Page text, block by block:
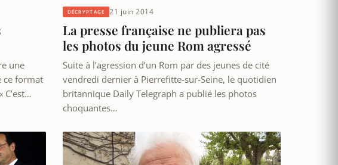
une
ce format
C’est…
DÉCRYPTAGE 21 juin 2014
La presse française ne publiera pas
les photos du jeune Rom agressé
Suite à l’agression d’un Rom par des jeunes de cité
vendredi dernier à Pierrefitte-sur-Seine, le quotidien
britannique Daily Telegraph a publié les photos
choquantes…